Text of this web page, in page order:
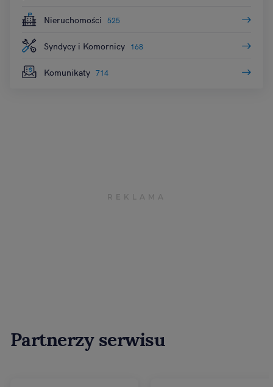
Nieruchomości 525
Syndycy i Komornicy 168
Komunikaty 714
Partnerzy serwisu